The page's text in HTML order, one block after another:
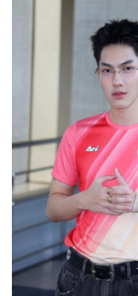
10-03-2569